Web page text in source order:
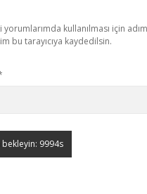
yorumlarımda kullanılması için
bu tarayıcıya kaydedilsin.